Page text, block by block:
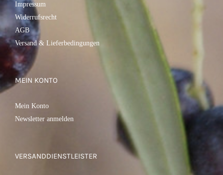
Impressum
Widerrufsrecht
AGB
Versand & Lieferbedingungen
MEIN KONTO
Mein Konto
Newsletter anmelden
VERSANDDIENSTLEISTER